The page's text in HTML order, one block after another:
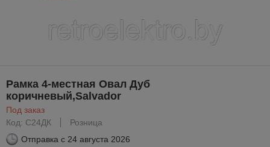
Рамка 4-местная Овал Дуб
коричневый,Salvador
Под заказ
Код: С24ДК
Розница
Отправка с 24 августа 2026